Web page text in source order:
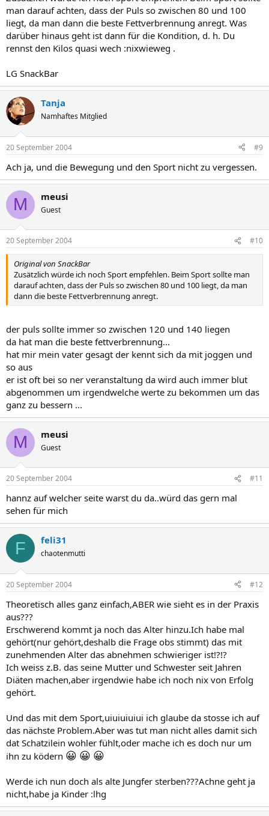
man darauf achten, dass der Puls so zwischen 80 und 100
liegt, da man dann die beste Fettverbrennung anregt. Was
darüber hinaus geht ist dann für die Kondition, d. h. Du
rennst den Kilos quasi wech :nixwieweg .
LG SnackBar
Tanja
Namhaftes Mitglied
20 September 2004 #9
Ach ja, und die Bewegung und den Sport nicht zu vergessen.
M meusi
Guest
20 September 2004 #10
Original von SnackBar
Zusätzlich würde ich noch Sport empfehlen. Beim Sport sollte man
darauf achten, dass der Puls so zwischen 80 und 100 liegt, da man
dann die beste Fettverbrennung anregt.
der puls sollte immer so zwischen 120 und 140 liegen
da hat man die beste fettverbrennung...
hat mir mein vater gesagt der kennt sich da mit joggen und
so aus
er ist oft bei so ner veranstaltung da wird auch immer blut
abgenommen um irgendwelche werte zu bekommen um das
ganz zu bessern ...
M meusi
Guest
20 September 2004 #11
hannz auf welcher seite warst du da..würd das gern mal
sehen für mich
F feli31
chaotenmutti
20 September 2004 #12
Theoretisch alles ganz einfach,ABER wie sieht es in der Praxis
aus???
Erschwerend kommt ja noch das Alter hinzu.Ich habe mal
gehört(nur gehört,deshalb die Frage obs stimmt) das mit
zunehmenden Alter das abnehmen schwieriger ist!?!?
Ich weiss z.B. das seine Mutter und Schwester seit Jahren
Diäten machen,aber irgendwie habe ich noch nix von Erfolg
gehört.
Und das mit dem Sport,uiuiuiuiui ich glaube da stosse ich auf
das nächste Problem.Aber was tut man nicht alles damit sich
dat Schatzilein wohler fühlt,oder mache ich es doch nur um
ihn zu ködern 😀 😀 😀
Werde ich nun doch als alte Jungfer sterben???Achne geht ja
nicht,habe ja Kinder :lhg